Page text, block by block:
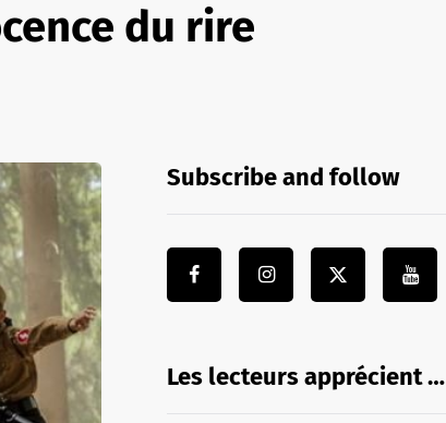
du rire
Subscribe and follow
Les lecteurs apprécient …